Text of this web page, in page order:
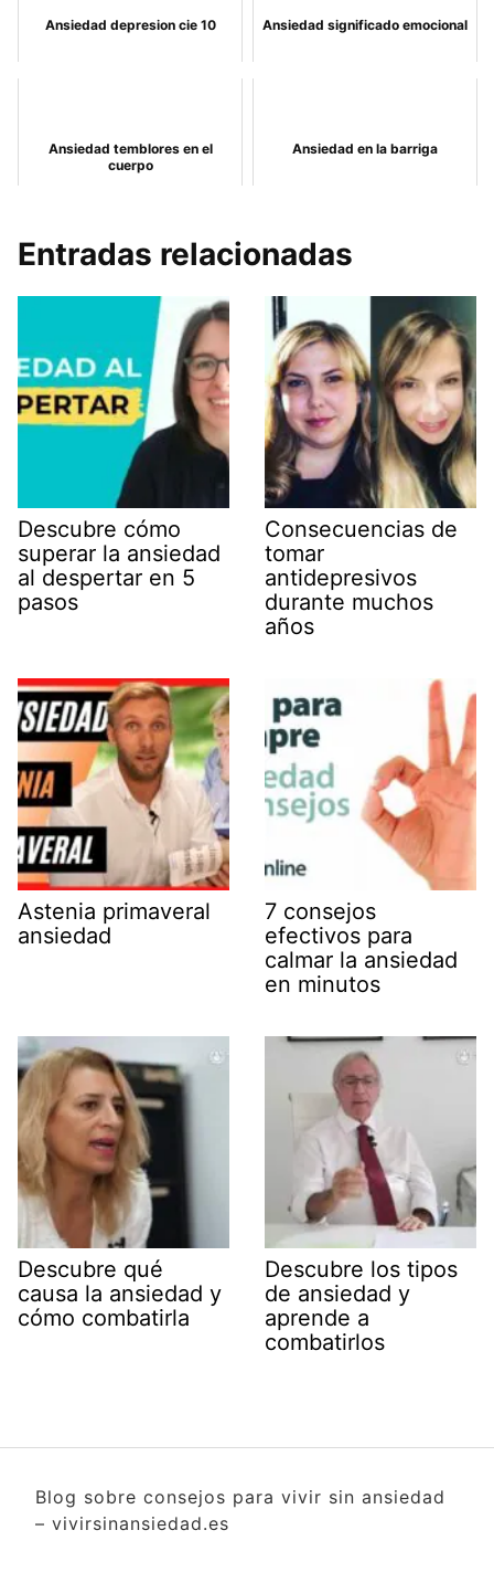
Ansiedad depresion cie 10 Ansiedad significado emocional
Ansiedad temblores en el
cuerpo
Ansiedad en la barriga
Entradas relacionadas
Descubre cómo
superar la ansiedad
al despertar en 5
pasos
Consecuencias de
tomar
antidepresivos
durante muchos
años
Astenia primaveral
ansiedad
7 consejos
efectivos para
calmar la ansiedad
en minutos
Descubre qué
causa la ansiedad y
cómo combatirla
Descubre los tipos
de ansiedad y
aprende a
combatirlos
Blog sobre consejos para vivir sin ansiedad
– vivirsinansiedad.es